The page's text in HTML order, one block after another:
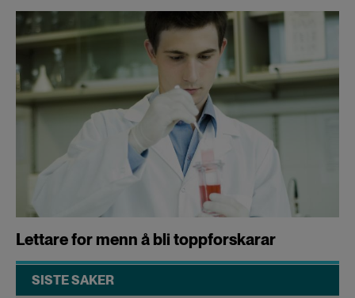
Lettare for menn å bli toppforskarar
SISTE SAKER